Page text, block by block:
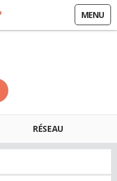
MENU
RÉSEAU